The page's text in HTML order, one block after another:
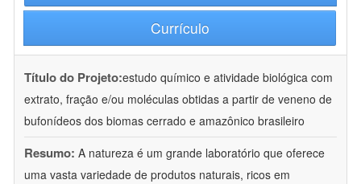
Currículo
Título do Projeto:estudo químico e atividade biológica com
extrato, fração e/ou moléculas obtidas a partir de veneno de
bufonídeos dos biomas cerrado e amazônico brasileiro
Resumo: A natureza é um grande laboratório que oferece
uma vasta variedade de produtos naturais, ricos em